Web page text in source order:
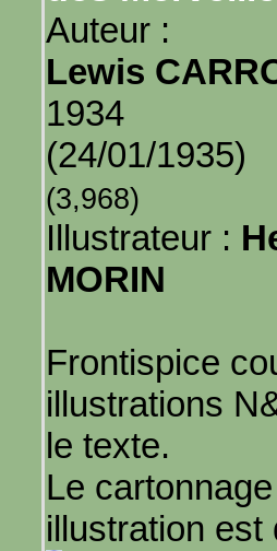
Auteur :
Lewis
1934
(24/01/1935)
(3,968)
Illustrateur :
MORIN
Frontispice
illustrations
le texte.
Le
illustration est